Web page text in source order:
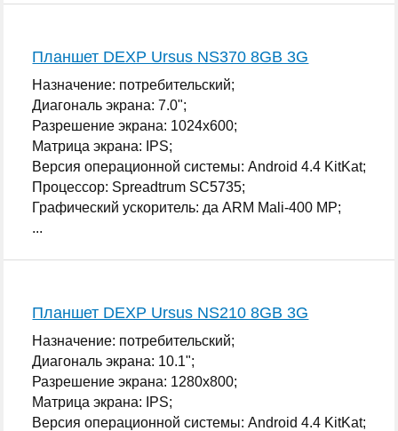
Планшет DEXP Ursus NS370 8GB 3G
Назначение: потребительский;
Диагональ экрана: 7.0";
Разрешение экрана: 1024x600;
Матрица экрана: IPS;
Версия операционной системы: Android 4.4 KitKat;
Процессор: Spreadtrum SC5735;
Графический ускоритель: да ARM Mali-400 MP;
...
Планшет DEXP Ursus NS210 8GB 3G
Назначение: потребительский;
Диагональ экрана: 10.1";
Разрешение экрана: 1280x800;
Матрица экрана: IPS;
Версия операционной системы: Android 4.4 KitKat;